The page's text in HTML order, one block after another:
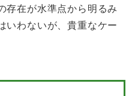
存在が水準点から明るみ
いわないが、貴重なケー